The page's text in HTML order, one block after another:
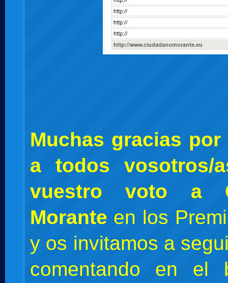
Muchas gracias
a todos vosotros/
vuestro voto a
Morante en los
y os invitamos a
comentando en el